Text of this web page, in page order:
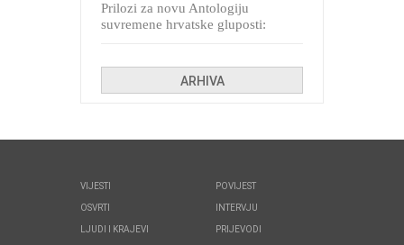
Prilozi za novu Antologiju
suvremene hrvatske gluposti:
ARHIVA
VIJESTI
OSVRTI
LJUDI I KRAJEVI
POVIJEST
INTERVJU
PRIJEVODI